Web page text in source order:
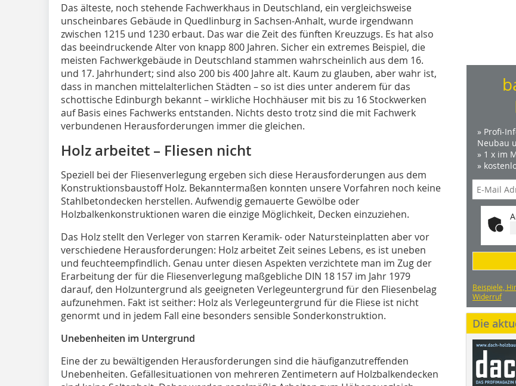
Das älteste, noch stehende Fachwerkhaus in Deutschland, ein vergleichsweise
unscheinbares Gebäude in Quedlinburg in Sachsen-Anhalt, wurde irgendwann
zwischen 1215 und 1230 erbaut. Das war die Zeit des fünften Kreuzzugs. Es hat also
das beeindruckende Alter von knapp 800 Jahren. Sicher ein extremes Beispiel, die
meisten Fachwerkgebäude in Deutschland stammen wahrscheinlich aus dem 16.
und 17. Jahrhundert; sind also 200 bis 400 Jahre alt. Kaum zu glauben, aber wahr ist,
dass in manchen mittelalterlichen Städten – so ist dies unter anderem für das
schottische Edinburgh bekannt – wirkliche Hochhäuser mit bis zu 16 Stockwerken
auf Basis eines Fachwerks entstanden. Nichts desto trotz sind die mit Fachwerk
verbundenen Herausforderungen immer die gleichen.
Holz arbeitet – Fliesen nicht
Speziell bei der Fliesenverlegung ergeben sich diese Herausforderungen aus dem
Konstruktionsbaustoff Holz. Bekanntermaßen konnten unsere Vorfahren noch keine
Stahlbetondecken herstellen. Aufwendig gemauerte Gewölbe oder
Holzbalkenkonstruktionen waren die einzige Möglichkeit, Decken einzuziehen.
Das Holz stellt den Verleger von starren Keramik- oder Natursteinplatten aber vor
verschiedene Herausforderungen: Holz arbeitet Zeit seines Lebens, es ist uneben
und feuchteempfindlich. Genau unter diesen Aspekten verzichtete man im Zug der
Erarbeitung der für die Fliesenverlegung maßgebliche DIN 18 157 im Jahr 1979
darauf, den Holzuntergrund als geeigneten Verlegeuntergrund für den Fliesenbelag
aufzunehmen. Fakt ist seither: Holz als Verlegeuntergrund für die Fliese ist nicht
genormt und in jedem Fall eine besonders sensible Sonderkonstruktion.
Unebenheiten im Untergrund
Eine der zu bewältigenden Herausforderungen sind die häufiganzutreffenden
Unebenheiten. Gefällesituationen von mehreren Zentimetern auf Holzbalkendecken
» Profi-
Neubau
» 1 x im
»
Beispiele,
Widerruf
Die